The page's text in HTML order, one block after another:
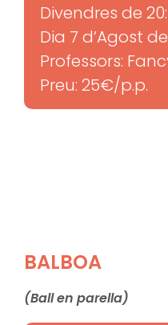
Divendres de
Dia 7 d’Agost
Professors:
Preu: 25€/p.p.
BALBOA
(Ball en parella)